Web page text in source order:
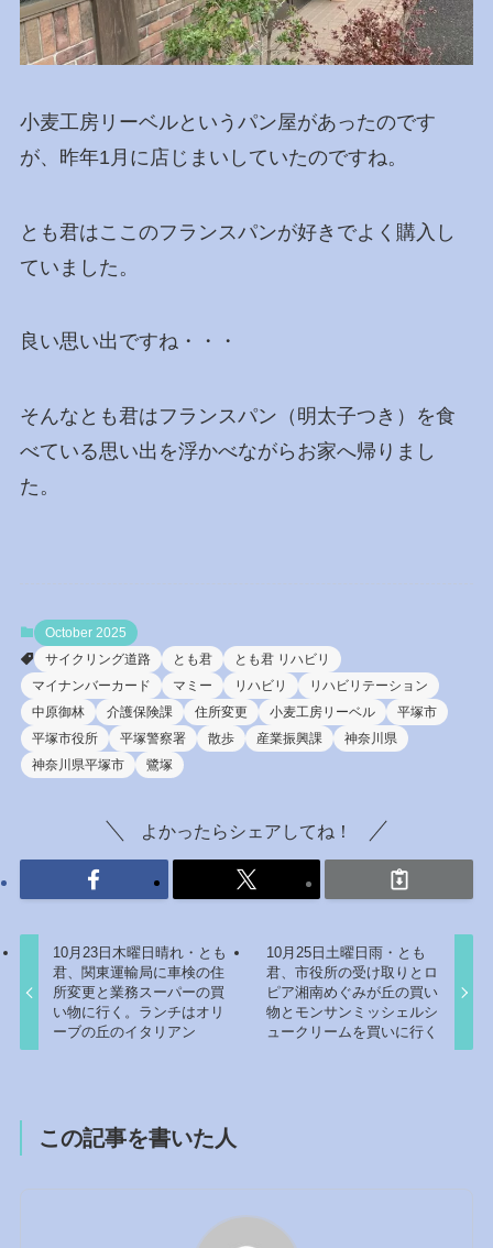
小麦工房リーベルというパン屋があったのです
が、昨年1月に店じまいしていたのですね。
とも君はここのフランスパンが好きでよく購入し
ていました。
良い思い出ですね・・・
そんなとも君はフランスパン（明太子つき）を食
べている思い出を浮かべながらお家へ帰りまし
た。
October 2025
サイクリング道路
とも君
とも君 リハビリ
マイナンバーカード
マミー リハビリ
リハビリテーション
中原御林
介護保険課 住所変更 小麦工房リーベル
平塚市
平塚市役所
平塚警察署 散歩 産業振興課
神奈川県
神奈川県平塚市
鷺塚
よかったらシェアしてね！
10月23日木曜日晴れ・とも
君、関東運輸局に車検の住
所変更と業務スーパーの買
い物に行く。ランチはオリ
ーブの丘のイタリアン
10月25日土曜日雨・とも
君、市役所の受け取りとロ
ピア湘南めぐみが丘の買い
物とモンサンミッシェルシ
ュークリームを買いに行く
この記事を書いた人